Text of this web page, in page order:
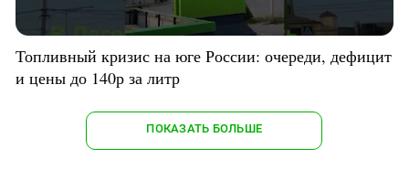
Топливный кризис на юге России: очереди, дефицит
и цены до 140р за литр
ПОКАЗАТЬ БОЛЬШЕ